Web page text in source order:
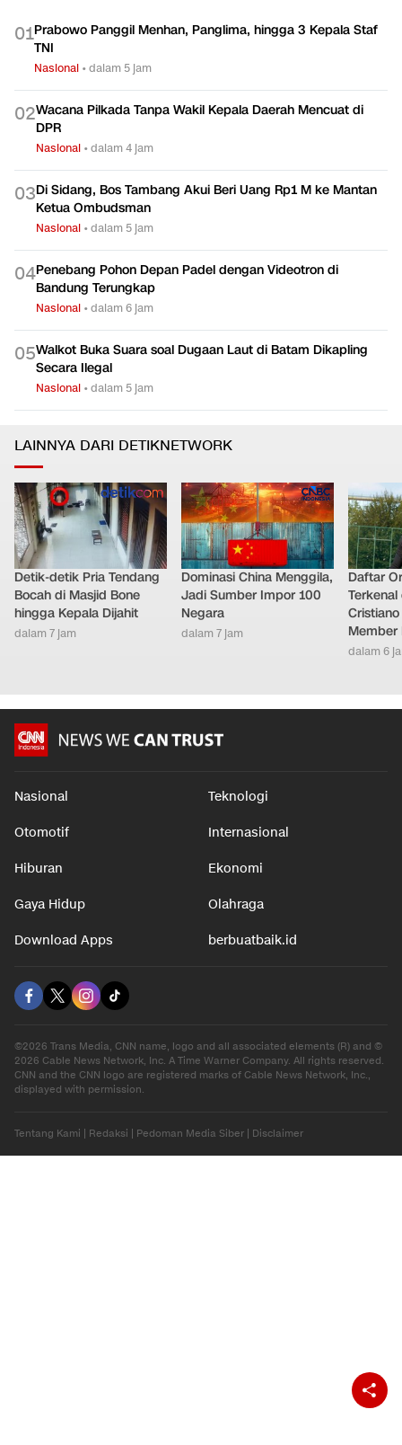
01Prabowo Panggil Menhan, Panglima, hingga 3 Kepala Staf
TNI
Nasional •dalam 5 jam
02Wacana Pilkada Tanpa Wakil Kepala Daerah Mencuat di
DPR
Nasional •dalam 4 jam
03Di Sidang, Bos Tambang Akui Beri Uang Rp1 M ke Mantan
Ketua Ombudsman
Nasional •dalam 5 jam
04Penebang Pohon Depan Padel dengan Videotron di
Bandung Terungkap
Nasional •dalam 6 jam
05Walkot Buka Suara soal Dugaan Laut di Batam Dikapling
Secara Ilegal
Nasional •dalam 5 jam
LAINNYA DARI DETIKNETWORK
Detik-detik Pria Tendang
Bocah di Masjid Bone
hingga Kepala Dijahit
dalam 7 jam
Dominasi China Menggila,
Jadi Sumber Impor 100
Negara
dalam 7 jam
Daftar
Terkenal
Member
dalam 6
Nasional Teknologi
Otomotif Internasional
Hiburan Ekonomi
Gaya Hidup Olahraga
Download Apps berbuatbaik.id
©2026 Trans Media, CNN name, logo and all associated elements (R) and ©
2026 Cable News Network, Inc. A Time Warner Company. All rights reserved.
CNN and the CNN logo are registered marks of Cable News Network, Inc.,
displayed with permission.
Tentang Kami Redaksi Pedoman Media Siber Disclaimer